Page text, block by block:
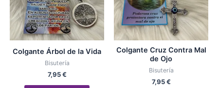
Colgante Árbol de la Vida
Bisutería
7,95€
Colgante Cruz Contra Mal
de Ojo
Bisutería
7,95€